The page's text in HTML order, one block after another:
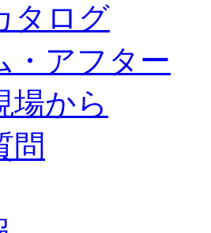
タログ
・アフター
場から
問